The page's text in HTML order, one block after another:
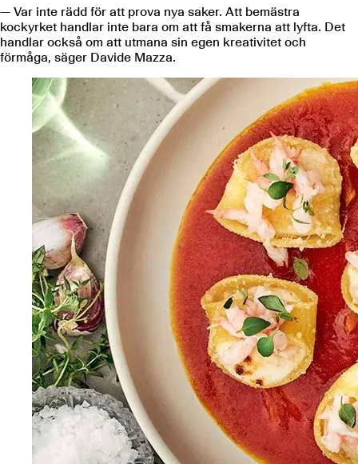
— Var inte rädd för att prova nya saker. Att bemästra
kockyrket handlar inte bara om att få smakerna att lyfta. Det
handlar också om att utmana sin egen kreativitet och
förmåga, säger Davide Mazza.